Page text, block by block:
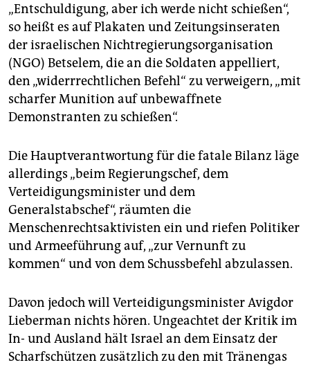
„Entschuldigung, aber ich werde nicht schießen“,
so heißt es auf Plakaten und Zeitungsinseraten
der israelischen Nichtregierungsorganisation
(NGO) Betselem, die an die Soldaten appelliert,
den „widerrrechtlichen Befehl“ zu verweigern, „mit
scharfer Munition auf unbewaffnete
Demonstranten zu schießen“.
Die Hauptverantwortung für die fatale Bilanz läge
allerdings „beim Regierungschef, dem
Verteidigungsminister und dem
Generalstabschef“, räumten die
Menschenrechtsaktivisten ein und riefen Politiker
und Armeeführung auf, „zur Vernunft zu
kommen“ und von dem Schussbefehl abzulassen.
Davon jedoch will Verteidigungsminister Avigdor
Lieberman nichts hören. Ungeachtet der Kritik im
In- und Ausland hält Israel an dem Einsatz der
Scharfschützen zusätzlich zu den mit Tränengas